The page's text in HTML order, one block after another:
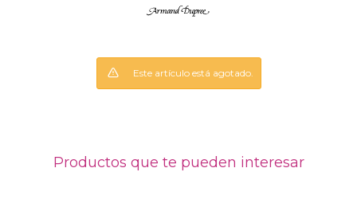
Este artículo está agotado.
Productos que te pueden interesar